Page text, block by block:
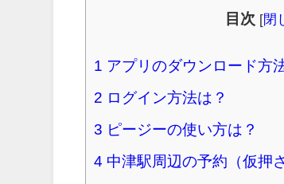
目次 [閉
1 アプリのダウンロード方
2 ログイン方法は？
3 ピージーの使い方は？
4 中津駅周辺の予約（仮押